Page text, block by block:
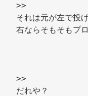
>>
それは元が左で投
右ならそもそもプ
>>
だれや？